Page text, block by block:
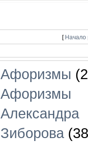
[ Начало
Афоризмы
Афоризмы
Александра
Зиборова